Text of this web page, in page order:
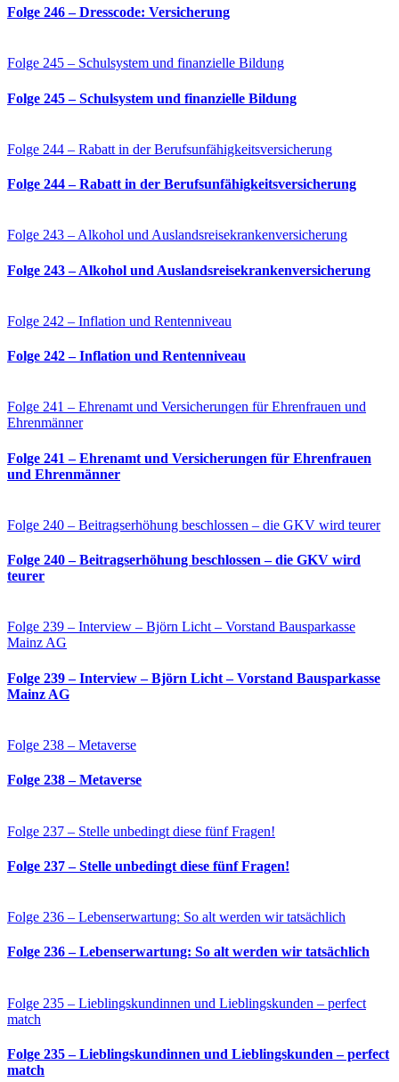
Folge 246 – Dresscode: Versicherung
Folge 245 – Schulsystem und finanzielle Bildung
Folge 245 – Schulsystem und finanzielle Bildung
Folge 244 – Rabatt in der Berufsunfähigkeitsversicherung
Folge 244 – Rabatt in der Berufsunfähigkeitsversicherung
Folge 243 – Alkohol und Auslandsreisekrankenversicherung
Folge 243 – Alkohol und Auslandsreisekrankenversicherung
Folge 242 – Inflation und Rentenniveau
Folge 242 – Inflation und Rentenniveau
Folge 241 – Ehrenamt und Versicherungen für Ehrenfrauen und
Ehrenmänner
Folge 241 – Ehrenamt und Versicherungen für Ehrenfrauen
und Ehrenmänner
Folge 240 – Beitragserhöhung beschlossen – die GKV wird teurer
Folge 240 – Beitragserhöhung beschlossen – die GKV wird
teurer
Folge 239 – Interview – Björn Licht – Vorstand Bausparkasse
Mainz AG
Folge 239 – Interview – Björn Licht – Vorstand Bausparkasse
Mainz AG
Folge 238 – Metaverse
Folge 238 – Metaverse
Folge 237 – Stelle unbedingt diese fünf Fragen!
Folge 237 – Stelle unbedingt diese fünf Fragen!
Folge 236 – Lebenserwartung: So alt werden wir tatsächlich
Folge 236 – Lebenserwartung: So alt werden wir tatsächlich
Folge 235 – Lieblingskundinnen und Lieblingskunden – perfect
match
Folge 235 – Lieblingskundinnen und Lieblingskunden – perfect
match